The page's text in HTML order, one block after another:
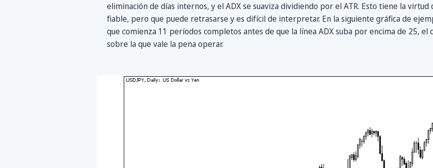
eliminación de días internos, y el ADX se suaviza dividiendo por el ATR. Esto tiene la
fiable, pero que puede retrasarse y es difícil de interpretar. En la siguiente gráfica de
que comienza 11 períodos completos antes de que la línea ADX suba por encima de 25,
sobre la que vale la pena operar.